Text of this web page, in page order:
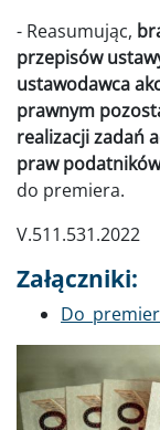
- Reasumując,
przepisów
ustawodawca
prawnym
realizacji zadań
praw
do premiera.
V.511.531.2022
Załączniki:
Dokument